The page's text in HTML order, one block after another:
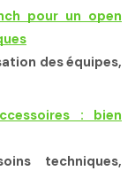
pour un open
des équipes,
: bien
techniques,